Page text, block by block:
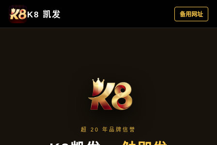
产品汇总
首页 产品汇总